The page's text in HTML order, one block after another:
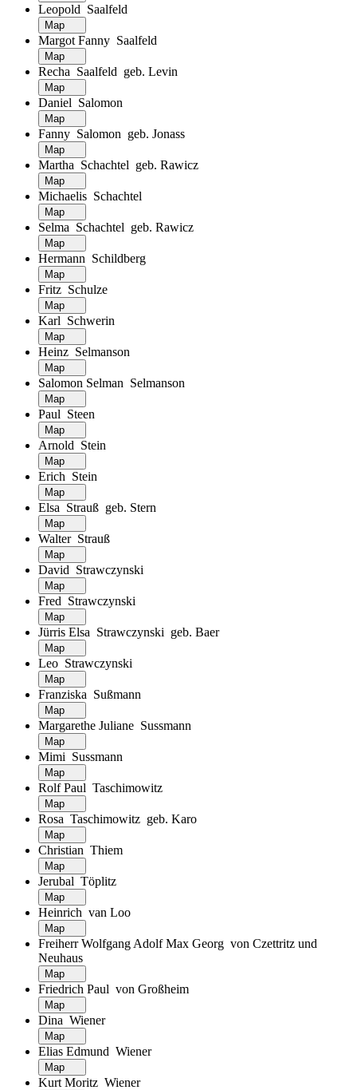
Leopold Saalfeld
Margot Fanny Saalfeld
Recha Saalfeld geb. Levin
Daniel Salomon
Fanny Salomon geb. Jonass
Martha Schachtel geb. Rawicz
Michaelis Schachtel
Selma Schachtel geb. Rawicz
Hermann Schildberg
Fritz Schulze
Karl Schwerin
Heinz Selmanson
Salomon Selman Selmanson
Paul Steen
Arnold Stein
Erich Stein
Elsa Strauß geb. Stern
Walter Strauß
David Strawczynski
Fred Strawczynski
Jürris Elsa Strawczynski geb. Baer
Leo Strawczynski
Franziska Sußmann
Margarethe Juliane Sussmann
Mimi Sussmann
Rolf Paul Taschimowitz
Rosa Taschimowitz geb. Karo
Christian Thiem
Jerubal Töplitz
Heinrich van Loo
Freiherr Wolfgang Adolf Max Georg von Czettritz und
Neuhaus
Friedrich Paul von Großheim
Dina Wiener
Elias Edmund Wiener
Kurt Moritz Wiener